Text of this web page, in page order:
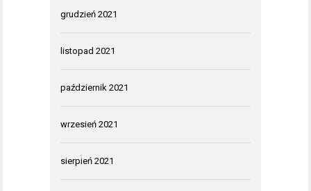
grudzień 2021
listopad 2021
październik 2021
wrzesień 2021
sierpień 2021